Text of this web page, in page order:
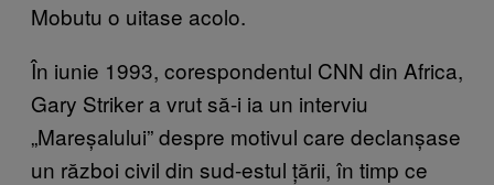
Mobutu o uitase acolo.
În iunie 1993, corespondentul CNN din Africa,
Gary Striker a vrut să-i ia un interviu
„Mareșalului” despre motivul care declanșase
un război civil din sud-estul țării, în timp ce